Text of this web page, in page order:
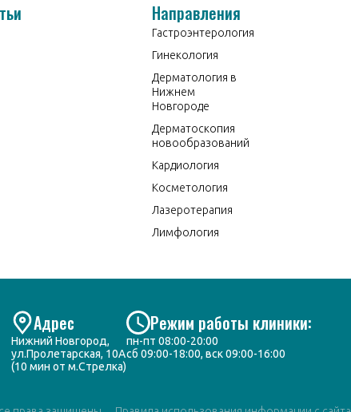
Направления
Гастроэнтерология
Гинекология
Дерматология в
Нижнем
Новгороде
Дерматоскопия
новообразований
Кардиология
Косметология
Лазеротерапия
Лимфология
Адрес
Нижний Новгород,
ул.Пролетарская, 10А
(10 мин от м.Стрелка)
Режим работы клиники:
пн-пт 08:00-20:00
сб 09:00-18:00, вск 09:00-16:00